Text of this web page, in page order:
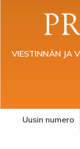
VIESTINNÄN JA
Uusin numero